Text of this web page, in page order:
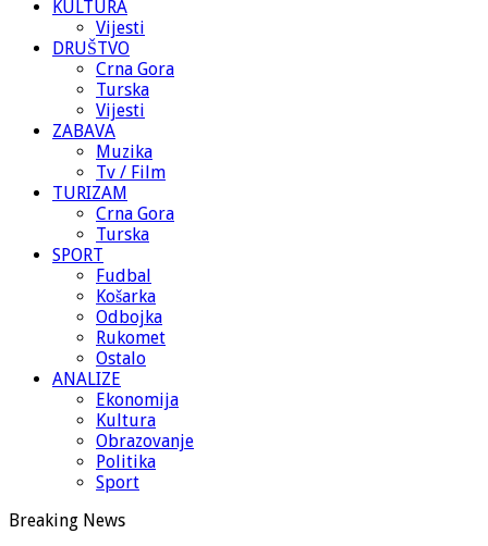
KULTURA
Vijesti
DRUŠTVO
Crna Gora
Turska
Vijesti
ZABAVA
Muzika
Tv / Film
TURIZAM
Crna Gora
Turska
SPORT
Fudbal
Košarka
Odbojka
Rukomet
Ostalo
ANALIZE
Ekonomija
Kultura
Obrazovanje
Politika
Sport
Breaking News